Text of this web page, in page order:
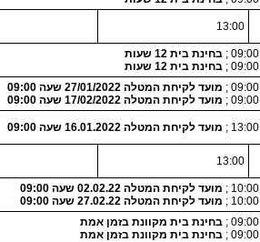
13:00
09:00 ;
בחינת בית 12 שעות
09:00 ; בחינת בית 12 שעות
09:00 ;
מועד לקיחת המטלה 27/01/2022 שעה 09:00
09:00 ; מועד לקיחת המטלה 17/02/2022 שעה 09:00
13:00 ; מועד לקיחת המטלה 16.01.2022 שעה 09:00
13:00
10:00 ;
מועד לקיחת המטלה 02.02.22 שעה 09:00
10:00 ; מועד לקיחת המטלה 27.02.22 שעה 09:00
09:00 ;
בחינת בית מקוונת בזמן אמת
09:00 ; בחינת בית מקוונת בזמן אמת